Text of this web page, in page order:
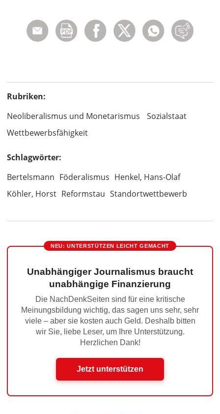
Rubriken:
Neoliberalismus und Monetarismus
Sozialstaat
Wettbewerbsfähigkeit
Schlagwörter:
Bertelsmann Föderalismus Henkel, Hans-Olaf
Köhler, Horst Reformstau Standortwettbewerb
NEU: UNTERSTÜTZEN LEICHT GEMACHT
Unabhängiger Journalismus braucht
unabhängige Finanzierung
Die NachDenkSeiten sind für eine kritische
Meinungsbildung wichtig, das sagen uns sehr, sehr
viele – aber sie kosten auch Geld. Deshalb bitten
wir Sie, liebe Leser, um Ihre Unterstützung.
Herzlichen Dank!
Jetzt unterstützen